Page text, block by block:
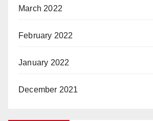
March 2022
February 2022
January 2022
December 2021